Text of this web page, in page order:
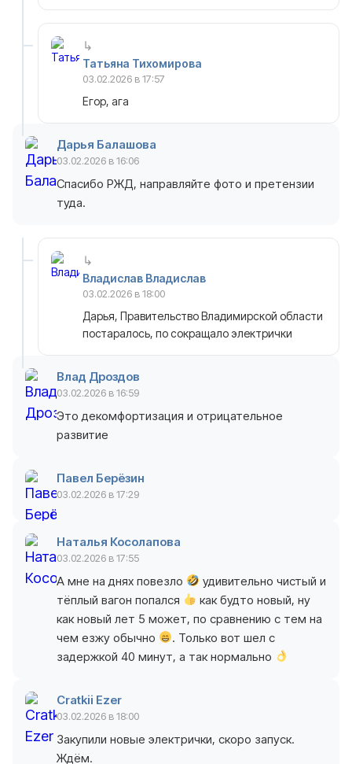
Татьяна Тихомирова
03.02.2026 в 17:57
Егор, ага
Дарья Балашова
03.02.2026 в 16:06
Спасибо РЖД, направляйте фото и претензии
туда.
Владислав Владислав
03.02.2026 в 18:00
Дарья, Правительство Владимирской области
постаралось, по сокращало электрички
Влад Дроздов
03.02.2026 в 16:59
Это декомфортизация и отрицательное
развитие
Павел Берёзин
03.02.2026 в 17:29
Наталья Косолапова
03.02.2026 в 17:55
А мне на днях повезло
удивительно чистый и
тёплый вагон попался
как будто новый, ну
как новый лет 5 может, по сравнению с тем на
чем езжу обычно
. Только вот шел с
задержкой 40 минут, а так нормально
Cratkii Ezer
03.02.2026 в 18:00
Закупили новые электрички, скоро запуск.
Ждём.